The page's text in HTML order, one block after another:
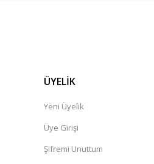
ÜYELİK
Yeni Üyelik
Üye Girişi
Şifremi Unuttum